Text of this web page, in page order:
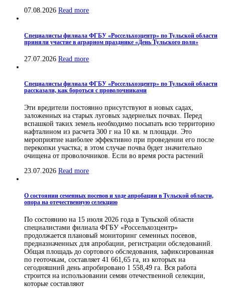
07.08.2026 Read more
Специалисты филиала ФГБУ «Россельхозцентр» по Тульской области
приняли участие в аграрном празднике «День Тульского поля»
27.07.2026 Read more
Специалисты филиала ФГБУ «Россельхозцентр» по Тульской области
рассказали, как бороться с проволочниками
Эти вредители постоянно присутствуют в новых садах,
заложенных на старых луговых задернелых почвах. Перед
вспашкой таких земель необходимо посыпать всю территорию
нафталином из расчета 300 г на 10 кв. м площади. Это
мероприятие наиболее эффективно при проведении его после
перекопки участка; в этом случае почва будет значительно
очищена от проволочников. Если во время роста растений
23.07.2026 Read more
О состоянии семенных посевов и ходе апробации в Тульской области,
опора на отечественную селекцию
По состоянию на 15 июля 2026 года в Тульской области
специалистами филиала ФГБУ «Россельхозцентр»
продолжается плановый мониторинг семенных посевов,
предназначенных для апробации, регистрации обследований.
Общая площадь до сортового обследования, зафиксированная
по геоточкам, составляет 41 661,65 га, из которых на
сегодняшний день апробировано 1 558,49 га. Вся работа
строится на использовании семян отечественной селекции,
которые составляют